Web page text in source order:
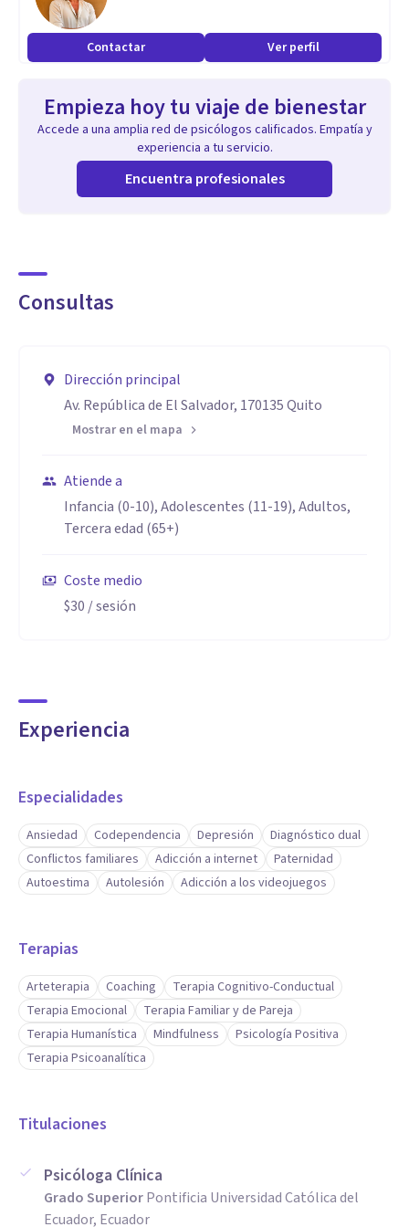
Terapia Individual
Terapia de Pareja
Evaluaciones Emocionales para niños y adolescentes
Terapia Infantil
Terapia para Adolescentes
Aptitudes
conductual, terapias de tercera generación, Gestalt,
Sistémica.
Contactar Ver perfil
Empieza hoy tu viaje de bienestar
Accede a una amplia red de psicólogos calificados. Empatía y
experiencia a tu servicio.
Encuentra profesionales
Consultas
Dirección principal
Av. República de El Salvador, 170135 Quito
Mostrar en el mapa
Atiende a
Infancia (0-10), Adolescentes (11-19), Adultos,
Tercera edad (65+)
Coste medio
$30 / sesión
Experiencia
Especialidades
Ansiedad Codependencia Depresión
Diagnóstico dual
Conflictos familiares
Adicción a internet
Paternidad
Autoestima
Autolesión Adicción a los videojuegos
Terapias
Arteterapia Coaching
Terapia Cognitivo-Conductual
Terapia Emocional
Terapia Familiar y de Pareja
Terapia Humanística
Mindfulness
Psicología Positiva
Terapia Psicoanalítica
Titulaciones
Psicóloga Clínica
Grado SuperiorPontificia Universidad Católica del
Ecuador, Ecuador